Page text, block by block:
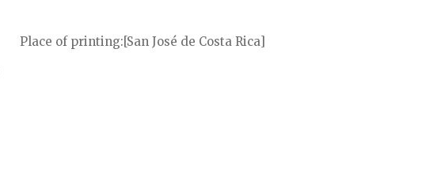
Place of printing [San José de Costa Rica]